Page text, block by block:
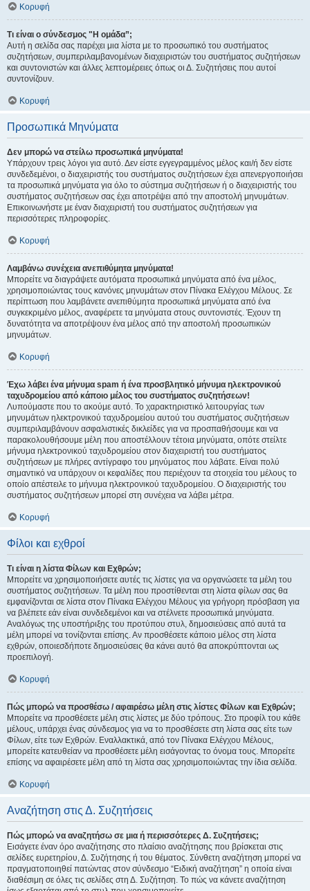
Κορυφή
Τι είναι ο σύνδεσμος "Η ομάδα”;
Αυτή η σελίδα σας παρέχει μια λίστα με το προσωπικό του συστήματος
συζητήσεων, συμπεριλαμβανομένων διαχειριστών του συστήματος συζητήσεων
και συντονιστών και άλλες λεπτομέρειες όπως οι Δ. Συζητήσεις που αυτοί
συντονίζουν.
Κορυφή
Προσωπικά Μηνύματα
Δεν μπορώ να στείλω προσωπικά μηνύματα!
Υπάρχουν τρεις λόγοι για αυτό. Δεν είστε εγγεγραμμένος μέλος και/ή δεν είστε
συνδεδεμένοι, ο διαχειριστής του συστήματος συζητήσεων έχει απενεργοποιήσει
τα προσωπικά μηνύματα για όλο το σύστημα συζητήσεων ή ο διαχειριστής του
συστήματος συζητήσεων σας έχει αποτρέψει από την αποστολή μηνυμάτων.
Επικοινωνήστε με έναν διαχειριστή του συστήματος συζητήσεων για
περισσότερες πληροφορίες.
Κορυφή
Λαμβάνω συνέχεια ανεπιθύμητα μηνύματα!
Μπορείτε να διαγράψετε αυτόματα προσωπικά μηνύματα από ένα μέλος,
χρησιμοποιώντας τους κανόνες μηνυμάτων στον Πίνακα Ελέγχου Μέλους. Σε
περίπτωση που λαμβάνετε ανεπιθύμητα προσωπικά μηνύματα από ένα
συγκεκριμένο μέλος, αναφέρετε τα μηνύματα στους συντονιστές. Έχουν τη
δυνατότητα να αποτρέψουν ένα μέλος από την αποστολή προσωπικών
μηνυμάτων.
Κορυφή
Έχω λάβει ένα μήνυμα spam ή ένα προσβλητικό μήνυμα ηλεκτρονικού
ταχυδρομείου από κάποιο μέλος του συστήματος συζητήσεων!
Λυπούμαστε που το ακούμε αυτό. Το χαρακτηριστικό λειτουργίας των
μηνυμάτων ηλεκτρονικού ταχυδρομείου αυτού του συστήματος συζητήσεων
συμπεριλαμβάνουν ασφαλιστικές δικλείδες για να προσπαθήσουμε και να
παρακολουθήσουμε μέλη που αποστέλλουν τέτοια μηνύματα, οπότε στείλτε
μήνυμα ηλεκτρονικού ταχυδρομείου στον διαχειριστή του συστήματος
συζητήσεων με πλήρες αντίγραφο του μηνύματος που λάβατε. Είναι πολύ
σημαντικό να υπάρχουν οι κεφαλίδες που περιέχουν τα στοιχεία του μέλους το
οποίο απέστειλε το μήνυμα ηλεκτρονικού ταχυδρομείου. Ο διαχειριστής του
συστήματος συζητήσεων μπορεί στη συνέχεια να λάβει μέτρα.
Κορυφή
Φίλοι και εχθροί
Τι είναι η λίστα Φίλων και Εχθρών;
Μπορείτε να χρησιμοποιήσετε αυτές τις λίστες για να οργανώσετε τα μέλη του
συστήματος συζητήσεων. Τα μέλη που προστίθενται στη λίστα φίλων σας θα
εμφανίζονται σε λίστα στον Πίνακα Ελέγχου Μέλους για γρήγορη πρόσβαση για
να βλέπετε εάν είναι συνδεδεμένοι και να στέλνετε προσωπικά μηνύματα.
Αναλόγως της υποστήριξης του προτύπου στυλ, δημοσιεύσεις από αυτά τα
μέλη μπορεί να τονίζονται επίσης. Αν προσθέσετε κάποιο μέλος στη λίστα
εχθρών, οποιεσδήποτε δημοσιεύσεις θα κάνει αυτό θα αποκρύπτονται ως
προεπιλογή.
Κορυφή
Πώς μπορώ να προσθέσω / αφαιρέσω μέλη στις λίστες Φίλων και Εχθρών;
Μπορείτε να προσθέσετε μέλη στις λίστες με δύο τρόπους. Στο προφίλ του κάθε
μέλους, υπάρχει ένας σύνδεσμος για να το προσθέσετε στη λίστα σας είτε των
Φίλων, είτε των Εχθρών. Εναλλακτικά, από τον Πίνακα Ελέγχου Μέλους,
μπορείτε κατευθείαν να προσθέσετε μέλη εισάγοντας το όνομα τους. Μπορείτε
επίσης να αφαιρέσετε μέλη από τη λίστα σας χρησιμοποιώντας την ίδια σελίδα.
Κορυφή
Αναζήτηση στις Δ. Συζητήσεις
Πώς μπορώ να αναζητήσω σε μια ή περισσότερες Δ. Συζητήσεις;
Εισάγετε έναν όρο αναζήτησης στο πλαίσιο αναζήτησης που βρίσκεται στις
σελίδες ευρετηρίου, Δ. Συζήτησης ή του θέματος. Σύνθετη αναζήτηση μπορεί να
πραγματοποιηθεί πατώντας στον σύνδεσμο “Ειδική αναζήτηση” η οποία είναι
διαθέσιμη σε όλες τις σελίδες στη Δ. Συζήτηση. Το πώς να κάνετε αναζήτηση